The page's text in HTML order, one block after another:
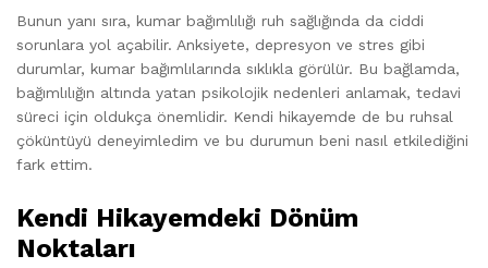
Bunun yanı sıra, kumar bağımlılığı ruh sağlığında da ciddi
sorunlara yol açabilir. Anksiyete, depresyon ve stres gibi
durumlar, kumar bağımlılarında sıklıkla görülür. Bu bağlamda,
bağımlılığın altında yatan psikolojik nedenleri anlamak, tedavi
süreci için oldukça önemlidir. Kendi hikayemde de bu ruhsal
çöküntüyü deneyimledim ve bu durumun beni nasıl etkilediğini
fark ettim.
Kendi Hikayemdeki Dönüm
Noktaları